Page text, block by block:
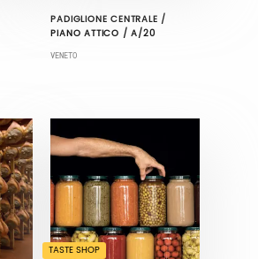
PADIGLIONE CENTRALE /
PIANO ATTICO / A/20
VENETO
TASTE SHOP